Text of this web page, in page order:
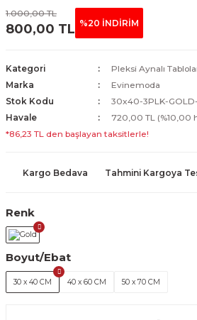
1.000,00 TL
800,00 TL %20 İNDİRİM
Kategori
Pleksi Aynalı
Marka
Evinemoda
Stok Kodu
30x40-3PLK-
Havale
720,00 TL (%10,00
*86,23 TL den başlayan taksitlerle!
Kargo Bedava Tahmini Kargoya
Renk
Boyut/Ebat
30 x 40 CM 40 x 60 CM 50 x 70 CM